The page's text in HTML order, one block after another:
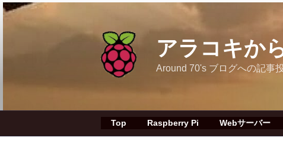
コ
プ
アラコキか
Around 70's ブログへの記事
Top Raspberry Pi Webサーバー